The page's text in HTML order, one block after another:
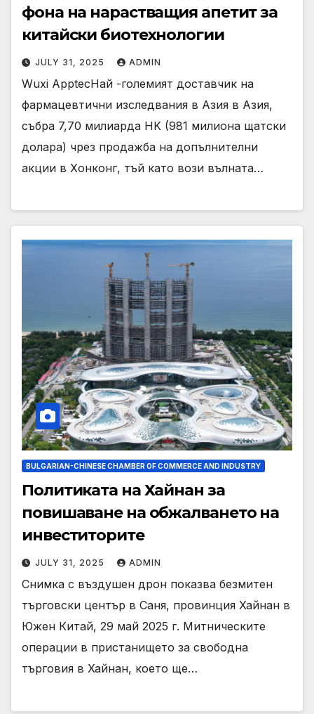
фона на нарастващия апетит за
китайски биотехнологии
JULY 31, 2025 ADMIN
Wuxi ApptecНай -големият доставчик на
фармацевтични изследвания в Азия в Азия,
събра 7,70 милиарда HK (981 милиона щатски
долара) чрез продажба на допълнителни
акции в Хонконг, тъй като вози вълната…
BULGARIAN-CHINESE CHAMBER OF COMMERCE AND INDUSTRY
Политиката на Хайнан за
повишаване на обжалването на
инвеститорите
JULY 31, 2025 ADMIN
Снимка с въздушен дрон показва безмитен
търговски център в Саня, провинция Хайнан в
Южен Китай, 29 май 2025 г. Митническите
операции в пристанището за свободна
търговия в Хайнан, което ще…